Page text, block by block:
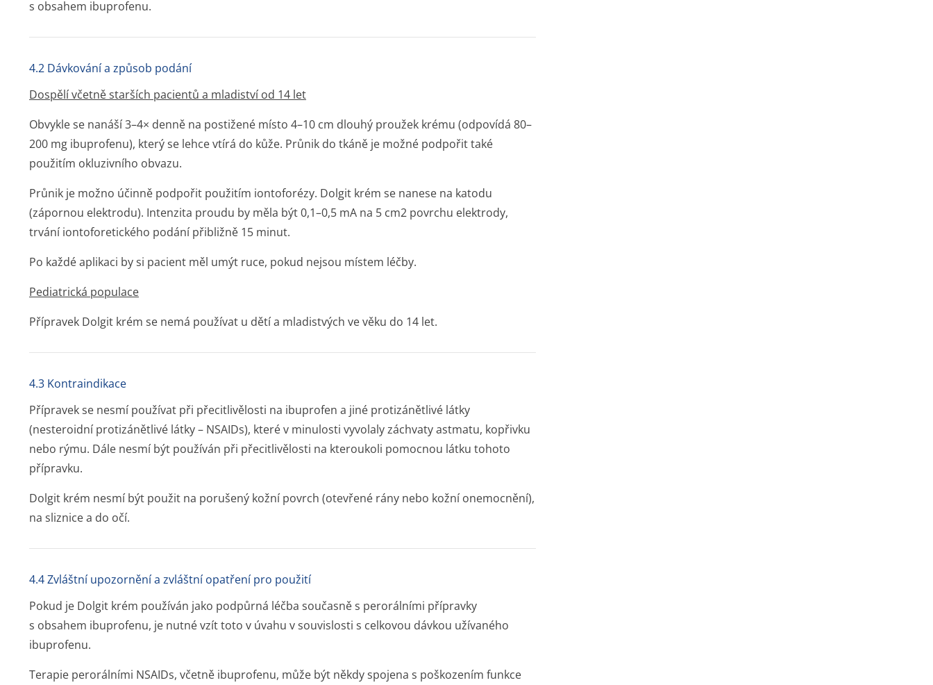
s obsahem ibuprofenu.
4.2 Dávkování a způsob podání
Dospělí včetně starších pacientů a mladiství od 14 let
Obvykle se nanáší 3–4× denně na postižené místo 4–10 cm dlouhý proužek krému (odpovídá 80–
200 mg ibuprofenu), který se lehce vtírá do kůže. Průnik do tkáně je možné podpořit také
použitím okluzivního obvazu.
Průnik je možno účinně podpořit použitím iontoforézy. Dolgit krém se nanese na katodu
(zápornou elektrodu). Intenzita proudu by měla být 0,1–0,5 mA na 5 cm2 povrchu elektrody,
trvání iontoforetického podání přibližně 15 minut.
Po každé aplikaci by si pacient měl umýt ruce, pokud nejsou místem léčby.
Pediatrická populace
Přípravek Dolgit krém se nemá používat u dětí a mladistvých ve věku do 14 let.
4.3 Kontraindikace
Přípravek se nesmí používat při přecitlivělosti na ibuprofen a jiné protizánětlivé látky
(nesteroidní protizánětlivé látky – NSAIDs), které v minulosti vyvolaly záchvaty astmatu, kopřivku
nebo rýmu. Dále nesmí být používán při přecitlivělosti na kteroukoli pomocnou látku tohoto
přípravku.
Dolgit krém nesmí být použit na porušený kožní povrch (otevřené rány nebo kožní onemocnění),
na sliznice a do očí.
4.4 Zvláštní upozornění a zvláštní opatření pro použití
Pokud je Dolgit krém používán jako podpůrná léčba současně s perorálními přípravky
s obsahem ibuprofenu, je nutné vzít toto v úvahu v souvislosti s celkovou dávkou užívaného
ibuprofenu.
Terapie perorálními NSAIDs, včetně ibuprofenu, může být někdy spojena s poškozením funkce